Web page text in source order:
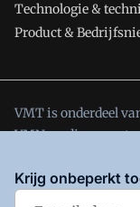
Technologie &
Product &
VMT is onderdeel
VMN media voor
enPrivacy en
Krijg onbeperkt